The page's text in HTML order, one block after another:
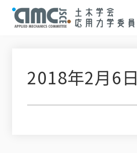
2018年2月6日